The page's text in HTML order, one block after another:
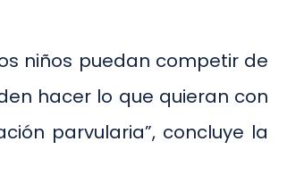
niños puedan competir de
hacer lo que quieran con
parvularia”, concluye la